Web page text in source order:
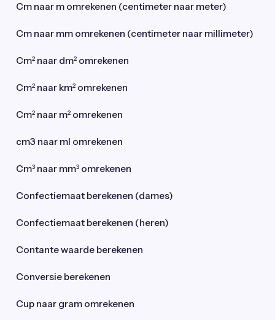
Cm naar m omrekenen (centimeter naar meter)
Cm naar mm omrekenen (centimeter naar millimeter)
Cm² naar dm² omrekenen
Cm² naar km² omrekenen
Cm² naar m² omrekenen
cm3 naar ml omrekenen
Cm³ naar mm³ omrekenen
Confectiemaat berekenen (dames)
Confectiemaat berekenen (heren)
Contante waarde berekenen
Conversie berekenen
Cup naar gram omrekenen